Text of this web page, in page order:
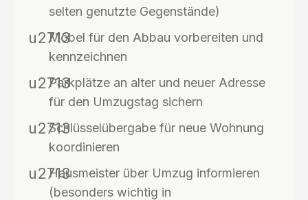
selten genutzte Gegenstände)
Möbel für den Abbau vorbereiten und
kennzeichnen
Parkplätze an alter und neuer Adresse
für den Umzugstag sichern
Schlüsselübergabe für neue Wohnung
koordinieren
Hausmeister über Umzug informieren
(besonders wichtig in